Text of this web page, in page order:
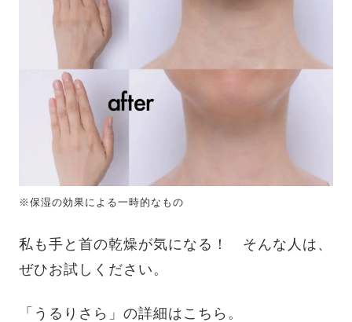
※保湿の効果による一時的なもの
私も手と首の乾燥が気になる！ そんな人は、
ぜひお試しください。
「うるりさら」の詳細はこちら。